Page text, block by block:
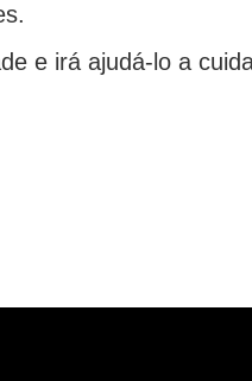
e irá ajudá-lo a